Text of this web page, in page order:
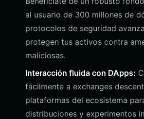
al usuario de 300 millones de
protocolos de seguridad
protegen tus activos contra
maliciosas.
Interacción fluida con DApps:
fácilmente a exchanges
plataformas del ecosistema
distribuciones y experimentos